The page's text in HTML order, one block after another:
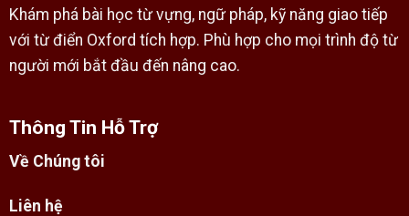
Khám phá bài học từ vựng, ngữ pháp, kỹ năng giao tiếp
với từ điển Oxford tích hợp. Phù hợp cho mọi trình độ từ
người mới bắt đầu đến nâng cao.
Thông Tin Hỗ Trợ
Về Chúng tôi
Liên hệ